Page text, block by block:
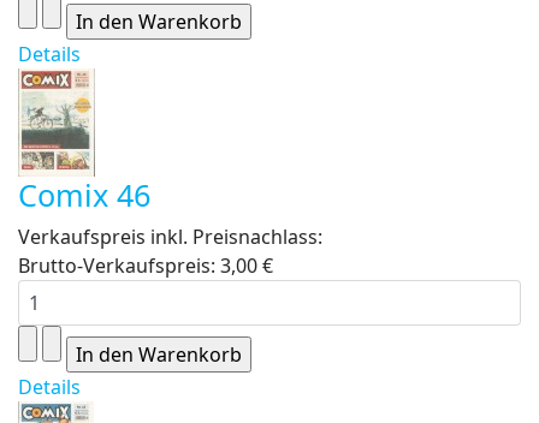
Details
Comix 46
Verkaufspreis inkl. Preisnachlass:
Brutto-Verkaufspreis: 3,00 €
Details